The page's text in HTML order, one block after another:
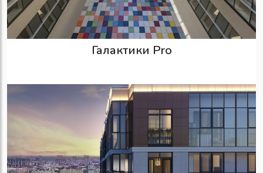
Галактики Pro